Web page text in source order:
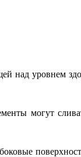
над уровнем
могут